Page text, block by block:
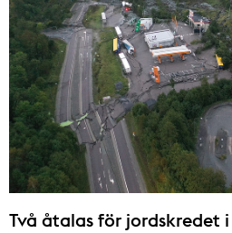
Två åtalas för jordskredet